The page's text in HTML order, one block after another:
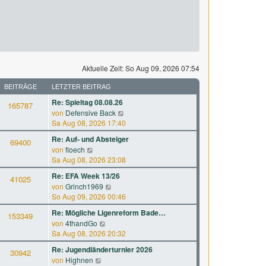
Aktuelle Zeit: So Aug 09, 2026 07:54
BEITRÄGE LETZTER BEITRAG
165787 Re: Spieltag 08.08.26
von Defensive Back
e
u
e
t
B
e
i
r
a
g
Sa Aug 08, 2026 17:40
69400 Re: Auf- und Absteiger
von floech
e
u
e
s
t
e
B
e
i
Sa Aug 08, 2026 23:08
41025 Re: EFA Week 13/26
von Grinch1969
e
u
e
t
e
So Aug 09, 2026 00:46
153349 Re: Mögliche Ligenreform Bade…
von 4thandGo
e
u
e
Sa Aug 08, 2026 20:32
30942 Re: Jugendländerturnier 2026
von Highnen